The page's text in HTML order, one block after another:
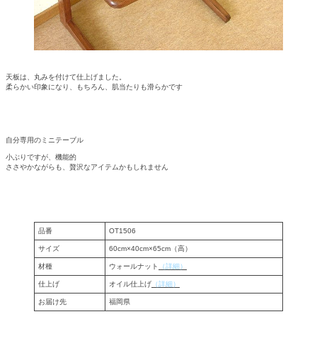
天板は、丸みを付けて仕上げました。
柔らかい印象になり、もちろん、肌当たりも滑らかです
自分専用のミニテーブル
小ぶりですが、機能的
ささやかながらも、贅沢なアイテムかもしれません
品番 OT1506
サイズ 60cm×40cm×65cm（高）
材種 ウォールナット （詳細）
仕上げ オイル仕上げ （詳細）
お届け先 福岡県